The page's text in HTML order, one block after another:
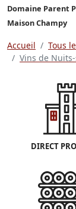
Domaine Parent
Maison Champy
Accueil Tous
Vins de
DIRECT